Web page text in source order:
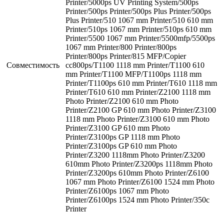
Совместимость
Printer/5000ps UV Printing System/500ps
Printer/500ps Printer/500ps Plus Printer/500ps
Plus Printer/510 1067 mm Printer/510 610 mm
Printer/510ps 1067 mm Printer/510ps 610 mm
Printer/5500 1067 mm Printer/5500mfp/5500ps
1067 mm Printer/800 Printer/800ps
Printer/800ps Printer/815 MFP/Copier
cc800ps/T1100 1118 mm Printer/T1100 610
mm Printer/T1100 MFP/T1100ps 1118 mm
Printer/T1100ps 610 mm Printer/T610 1118 mm
Printer/T610 610 mm Printer/Z2100 1118 mm
Photo Printer/Z2100 610 mm Photo
Printer/Z2100 GP 610 mm Photo Printer/Z3100
1118 mm Photo Printer/Z3100 610 mm Photo
Printer/Z3100 GP 610 mm Photo
Printer/Z3100ps GP 1118 mm Photo
Printer/Z3100ps GP 610 mm Photo
Printer/Z3200 1118mm Photo Printer/Z3200
610mm Photo Printer/Z3200ps 1118mm Photo
Printer/Z3200ps 610mm Photo Printer/Z6100
1067 mm Photo Printer/Z6100 1524 mm Photo
Printer/Z6100ps 1067 mm Photo
Printer/Z6100ps 1524 mm Photo Printer/350c
Printer